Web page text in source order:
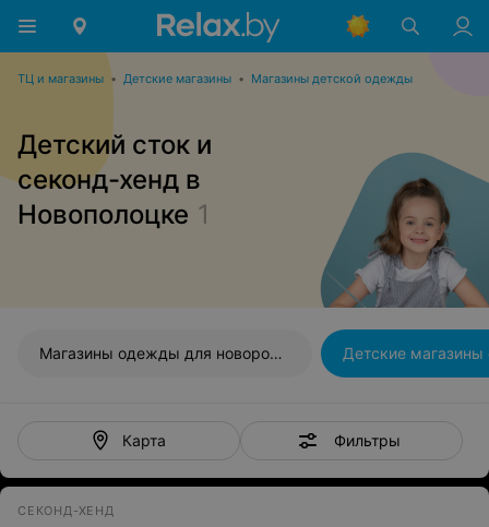
ТЦ и магазины • Детские магазины • Магазины детской одежды
Детский сток и
секонд-хенд в
Новополоцке 1
Магазины одежды для новорожденных Детские магазины
Карта Фильтры
СЕКОНД-ХЕНД